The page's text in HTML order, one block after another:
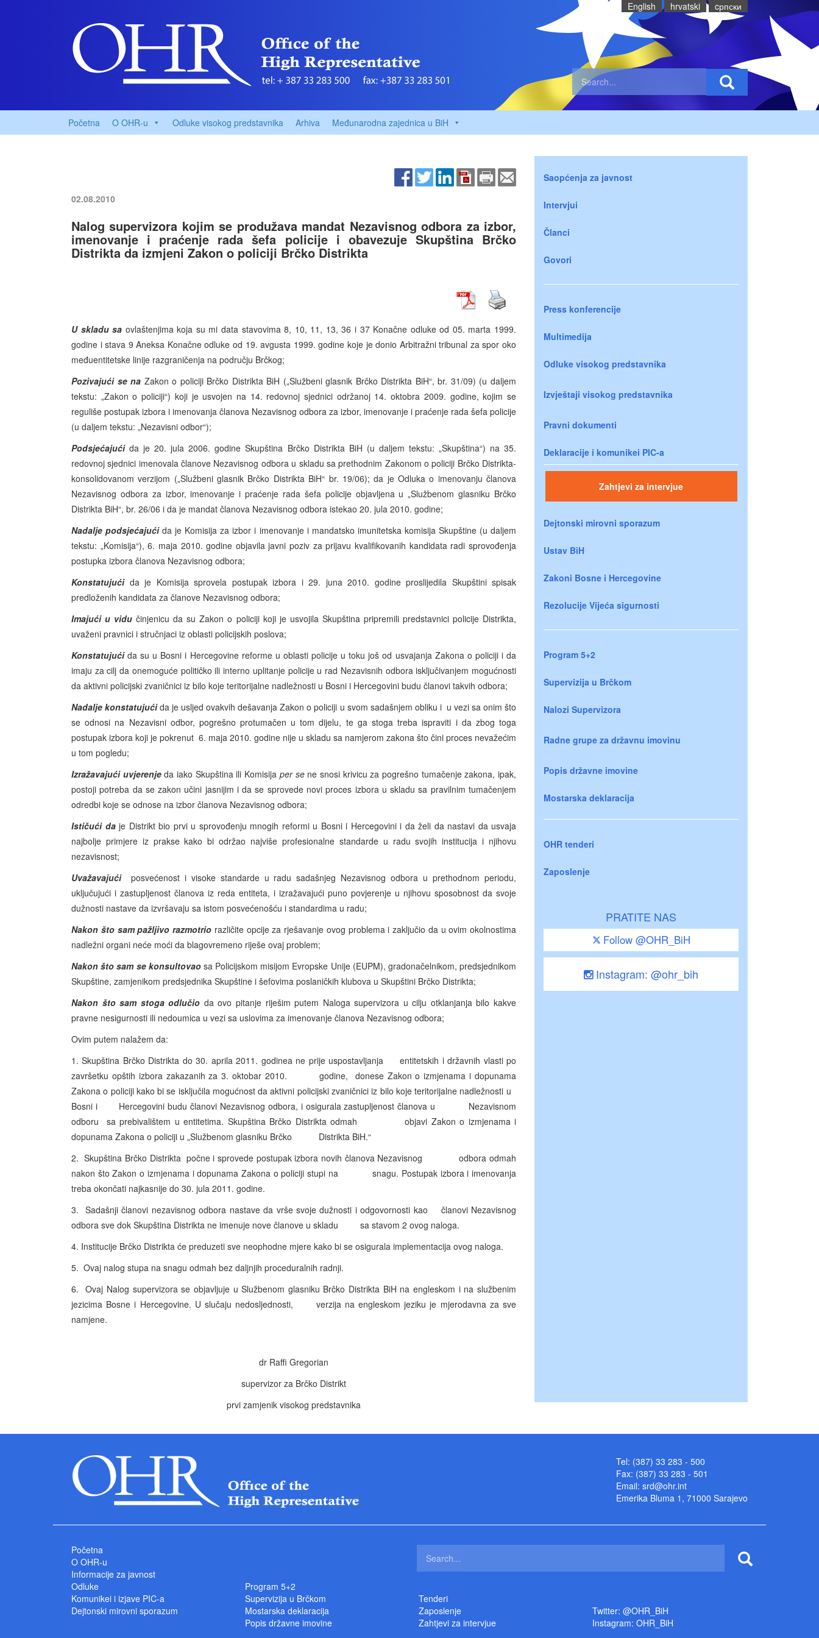
English hrvatski cрпски
Početna O OHR-u Odluke visokog predstavnika Arhiva Međunarodna zajednica u BiH
02.08.2010
Nalog supervizora kojim se produžava mandat Nezavisnog odbora za izbor,
imenovanje i praćenje rada šefa policije i obavezuje Skupština Brčko
Distrikta da izmjeni Zakon o policiji Brčko Distrikta
U skladu sa ovlaštenjima koja su mi data stavovima 8, 10, 11, 13, 36 i 37 Konačne odluke od 05. marta 1999.
godine i stava 9 Aneksa Konačne odluke od 19. avgusta 1999. godine koje je donio Arbitražni tribunal za spor oko
međuentitetske linije razgraničenja na području Brčkog;
Pozivajući se na Zakon o policiji Brčko Distrikta BiH („Službeni glasnik Brčko Distrikta BiH“, br. 31/09) (u daljem
tekstu: „Zakon o policiji“) koji je usvojen na 14. redovnoj sjednici održanoj 14. oktobra 2009. godine, kojim se
reguliše postupak izbora i imenovanja članova Nezavisnog odbora za izbor, imenovanje i praćenje rada šefa policije
(u daljem tekstu: „Nezavisni odbor“);
Podsjećajućida je 20. jula 2006. godine Skupština Brčko Distrikta BiH (u daljem tekstu: „Skupština“) na 35.
redovnoj sjednici imenovala članove Nezavisnog odbora u skladu sa prethodnim Zakonom o policiji Brčko Distrikta-
konsolidovanom verzijom („Službeni glasnik Brčko Distrikta BiH“ br. 19/06); da je Odluka o imenovanju članova
Nezavisnog odbora za izbor, imenovanje i praćenje rada šefa policije objavljena u „Službenom glasniku Brčko
Distrikta BiH“, br. 26/06 i da je mandat članova Nezavisnog odbora istekao 20. jula 2010. godine;
Nadalje podsjećajućida je Komisija za izbor i imenovanje i mandatsko imunitetska komisija Skupštine (u daljem
tekstu: „Komisija“), 6. maja 2010. godine objavila javni poziv za prijavu kvalifikovanih kandidata radi sprovođenja
postupka izbora članova Nezavisnog odbora;
Konstatujućida je Komisija sprovela postupak izbora i 29. juna 2010. godine proslijedila Skupštini spisak
predloženih kandidata za članove Nezavisnog odbora;
Imajući u vidučinjenicu da su Zakon o policiji koji je usvojila Skupština pripremili predstavnici policije Distrikta,
uvaženi pravnici i stručnjaci iz oblasti policijskih poslova;
Konstatujućida su u Bosni i Hercegovine reforme u oblasti policije u toku još od usvajanja Zakona o policiji i da
imaju za cilj da onemoguće političko ili interno uplitanje policije u rad Nezavisnih odbora isključivanjem mogućnosti
da aktivni policijski zvaničnici iz bilo koje teritorijalne nadležnosti u Bosni i Hercegovini budu članovi takvih odbora;
Nadalje konstatujućida je usljed ovakvih dešavanja Zakon o policiji u svom sadašnjem obliku i u vezi sa onim što
se odnosi na Nezavisni odbor, pogrešno protumačen u tom dijelu, te ga stoga treba ispraviti i da zbog toga
postupak izbora koji je pokrenut 6. maja 2010. godine nije u skladu sa namjerom zakona što čini proces nevažećim
u tom pogledu;
Izražavajući uvjerenjeda iako Skupština ili Komisija per sene snosi krivicu za pogrešno tumačenje zakona, ipak,
postoji potreba da se zakon učini jasnijim i da se sprovede novi proces izbora u skladu sa pravilnim tumačenjem
odredbi koje se odnose na izbor članova Nezavisnog odbora;
Ističući daje Distrikt bio prvi u sprovođenju mnogih reformi u Bosni i Hercegovini i da želi da nastavi da usvaja
najbolje primjere iz prakse kako bi održao najviše profesionalne standarde u radu svojih institucija i njihovu
nezavisnost;
Uvažavajući
posvećenost i visoke standarde u radu sadašnjeg Nezavisnog odbora u prethodnom periodu,
uključujući i zastupljenost članova iz reda entiteta, i izražavajući puno povjerenje u njihovu sposobnost da svoje
dužnosti nastave da izvršavaju sa istom posvećenošću i standardima u radu;
Nakon što sam pažljivo razmotrio različite opcije za rješavanje ovog problema i zaključio da u ovim okolnostima
nadležni organi neće moći da blagovremeno riješe ovaj problem;
Nakon što sam se konsultovaosa Policijskom misijom Evropske Unije (EUPM), gradonačelnikom, predsjednikom
Skupštine, zamjenikom predsjednika Skupštine i šefovima poslaničkih klubova u Skupštini Brčko Distrikta;
Nakon što sam stoga odlučio da ovo pitanje riješim putem Naloga supervizora u cilju otklanjanja bilo kakve
pravne nesigurnosti ili nedoumica u vezi sa uslovima za imenovanje članova Nezavisnog odbora;
Ovim putem nalažem da:
1. Skupština Brčko Distrikta do 30. aprila 2011. godinea ne prije uspostavljanja entitetskih i državnih vlasti po
završetku opštih izbora zakazanih za 3. oktobar 2010. godine, donese Zakon o izmjenama i dopunama
Zakona o policiji kako bi se isključila mogućnost da aktivni policijski zvaničnici iz bilo koje teritorijalne nadležnosti u
Bosni i Hercegovini budu članovi Nezavisnog odbora, i osigurala zastupljenost članova u Nezavisnom
odboru sa prebivalištem u entitetima. Skupština Brčko Distrikta odmah objavi Zakon o izmjenama i
dopunama Zakona o policiji u „Službenom glasniku Brčko Distrikta BiH.“
2. Skupština Brčko Distrikta počne i sprovede postupak izbora novih članova Nezavisnog odbora odmah
nakon što Zakon o izmjenama i dopunama Zakona o policiji stupi na snagu. Postupak izbora i imenovanja
treba okončati najkasnije do 30. jula 2011. godine.
3. Sadašnji članovi nezavisnog odbora nastave da vrše svoje dužnosti i odgovornosti kao članovi Nezavisnog
odbora sve dok Skupština Distrikta ne imenuje nove članove u skladu sa stavom 2 ovog naloga.
4. Institucije Brčko Distrikta će preduzeti sve neophodne mjere kako bi se osigurala implementacija ovog naloga.
5. Ovaj nalog stupa na snagu odmah bez daljnjih proceduralnih radnji.
6. Ovaj Nalog supervizora se objavljuje u Službenom glasniku Brčko Distrikta BiH na engleskom i na službenim
jezicima Bosne i Hercegovine. U slučaju nedosljednosti, verzija na engleskom jeziku je mjerodavna za sve
namjene.
dr Raffi Gregorian
supervizor za Brčko Distrikt
prvi zamjenik visokog predstavnika
Saopćenja za javnost
Intervjui
Članci
Govori
Press konferencije
Multimedija
Odluke visokog predstavnika
Izvještaji visokog predstavnika
Pravni dokumenti
Deklaracije i komunikei PIC-a
Zahtjevi za intervjue
Dejtonski mirovni sporazum
Ustav BiH
Zakoni Bosne i Hercegovine
Rezolucije Vijeća sigurnosti
Program 5+2
Supervizija u Brčkom
Nalozi Supervizora
Radne grupe za državnu imovinu
Popis državne imovine
Mostarska deklaracija
OHR tenderi
Zaposlenje
PRATITE NAS
Follow @OHR_BiH
Instagram: @ohr_bih
Tel: (387) 33 283 - 500
Fax: (387) 33 283 - 501
Email: srd@ohr.int
Emerika Bluma 1, 71000 Sarajevo
Početna
O OHR-u
Informacije za javnost
Odluke
Komunikei i izjave PIC-a
Dejtonski mirovni sporazum
Program 5+2
Supervizija u Brčkom
Mostarska deklaracija
Popis državne imovine
Tenderi
Zaposlenje
Zahtjevi za intervjue
Twitter: @OHR_BiH
Instagram: OHR_BiH